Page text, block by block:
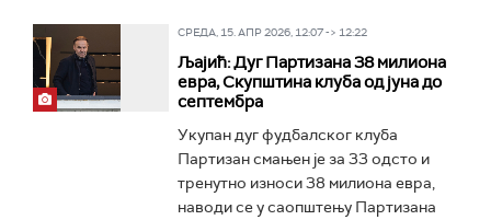
СРЕДА, 15. АПР 2026, 12:07 -> 12:22
Љајић: Дуг Партизана 38 милиона
евра, Скупштина клуба од јуна до
септембра
Укупан дуг фудбалског клуба
Партизан смањен је за 33 одсто и
тренутно износи 38 милиона евра,
наводи се у саопштењу Партизана